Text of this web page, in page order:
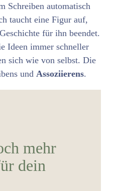
Schreiben automatisch
taucht eine Figur auf,
für ihn beendet.
Ideen immer schneller
sich wie von selbst. Die
und Assoziierens.
mehr
dein